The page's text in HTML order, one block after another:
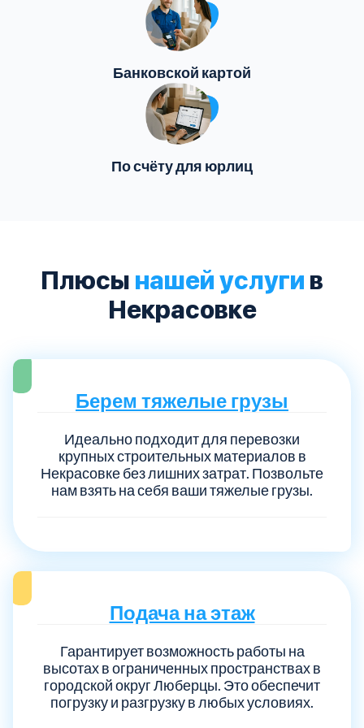
Банковской картой
По счёту для юрлиц
Плюсы нашей услуги в
Некрасовке
Берем тяжелые грузы
Идеально подходит для перевозки
крупных строительных материалов в
Некрасовке без лишних затрат. Позвольте
нам взять на себя ваши тяжелые грузы.
Подача на этаж
Гарантирует возможность работы на
высотах в ограниченных пространствах в
городской округ Люберцы. Это обеспечит
погрузку и разгрузку в любых условиях.